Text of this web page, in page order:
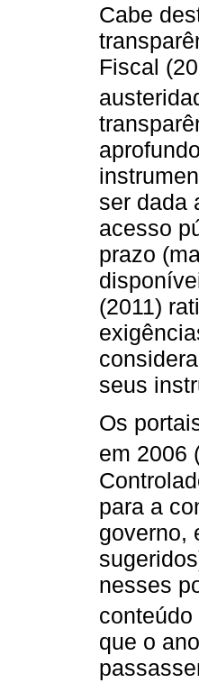
Cabe
Fiscal
ser dada
acesso
prazo
(2011)
seus
Os
em 2006
para a
governo,
nesses
que o